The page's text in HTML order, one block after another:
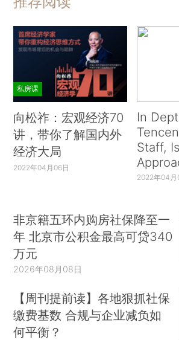
私房课
向松祚：宏观经济70
讲，带你了解国内外
经济大局
2022年04月06日
In
Staff,
2022年04月
非京籍五环内购房社保降至一
年 北京市公积金最高可贷340
万元
2026年08月08日
【周刊提前读】各地狠抓社保
缴费基数 合规与企业减负如
何平衡？